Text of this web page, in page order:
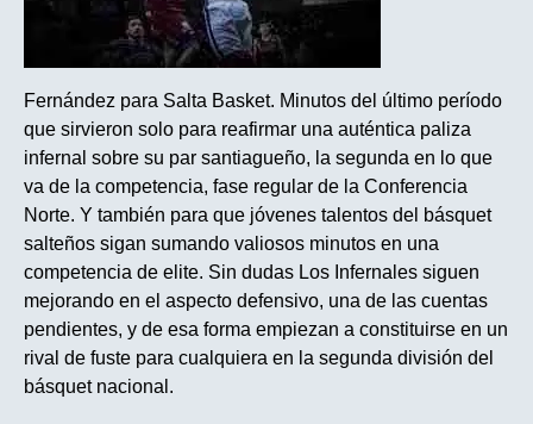
Fernández para Salta Basket. Minutos del último período
que sirvieron solo para reafirmar una auténtica paliza
infernal sobre su par santiagueño, la segunda en lo que
va de la competencia, fase regular de la Conferencia
Norte. Y también para que jóvenes talentos del básquet
salteños sigan sumando valiosos minutos en una
competencia de elite. Sin dudas Los Infernales siguen
mejorando en el aspecto defensivo, una de las cuentas
pendientes, y de esa forma empiezan a constituirse en un
rival de fuste para cualquiera en la segunda división del
básquet nacional.